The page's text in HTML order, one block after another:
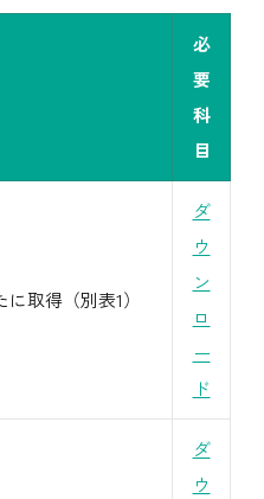
必
要
科
目
取得（別表1）
ダ
ウ
ン
ロ
ー
ド
ダ
ウ